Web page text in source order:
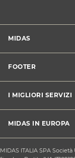
MIDAS
Blog dell'automobilista
Lavora con noi
Chi siamo
FOOTER
Apri un centro in
CONDIZIONI
Sconti Convenzioni
Privacy policy
Condizioni Generali di
I MIGLIORI SERVIZI
Revisione
Cambio gomme
Cinghia di
MIDAS IN EUROPA
Midas Spagna
MIDAS ITALIA SPA